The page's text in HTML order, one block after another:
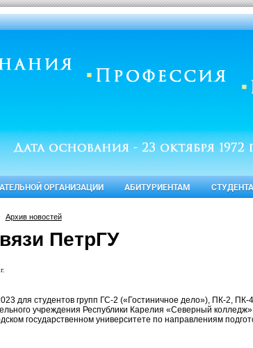
ОРГАНИЗАЦИИ АБИТУРИЕНТАМ
Архив новостей
ПетрГУ
для студентов групп ГС-2 («Гостиничное дело»), ПК-2,
учреждения Республики Карелия «Северный
государственном университете по направлениям